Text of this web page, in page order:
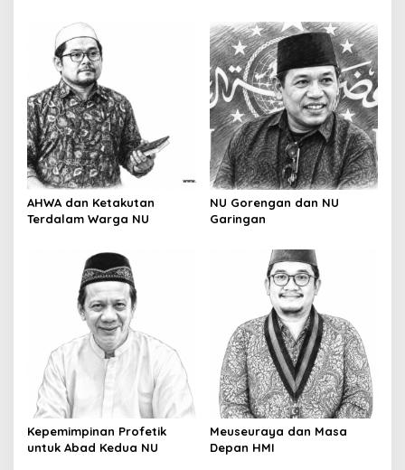
AHWA dan Ketakutan
Terdalam Warga NU
NU Gorengan dan NU
Garingan
Kepemimpinan Profetik
untuk Abad Kedua NU
Meuseuraya dan Masa
Depan HMI